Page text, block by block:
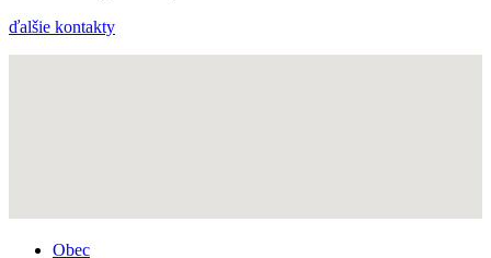
ďalšie kontakty
Obec